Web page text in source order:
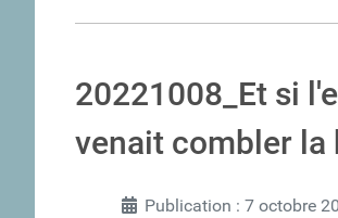
20221008_Et si
venait combler la
Publication : 7 octobre